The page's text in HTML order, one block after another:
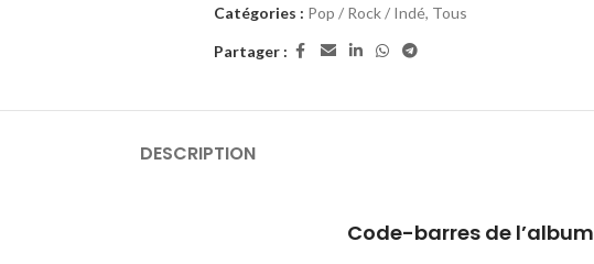
Catégories : Pop / Rock / Indé, Tous
Partager :
DESCRIPTION
Code-barres de l’album